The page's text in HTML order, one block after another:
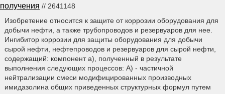
получения // 2641148
Изобретение относится к защите от коррозии оборудования для
добычи нефти, а также трубопроводов и резервуаров для нее.
Ингибитор коррозии для защиты оборудования для добычи
сырой нефти, нефтепроводов и резервуаров для сырой нефти,
содержащий: компонент а), полученный в результате
выполнения следующих процессов: А) - частичной
нейтрализации смеси модифицированных производных
имидазолина общих приведенных структурных формул путем